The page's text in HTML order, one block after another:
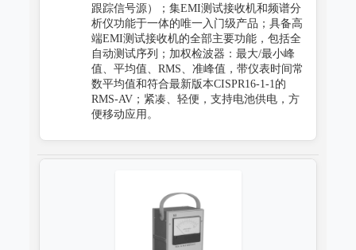
跟踪信号源）；集EMI测试接收机和频谱分
析仪功能于一体的唯一入门级产品；具备高
端EMI测试接收机的全部主要功能，包括全
自动测试序列；加权检波器：最大/最小峰
值、平均值、RMS、准峰值，带仪表时间常
数平均值和符合最新版本CISPR16-1-1的
RMS-AV；紧凑、轻便，支持电池供电，方
便移动应用。